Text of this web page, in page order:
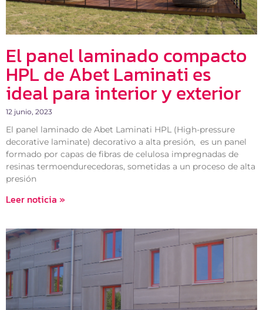
El panel laminado compacto
HPL de Abet Laminati es
ideal para interior y exterior
12 junio, 2023
El panel laminado de Abet Laminati HPL (High-pressure
decorative laminate) decorativo a alta presión, es un panel
formado por capas de fibras de celulosa impregnadas de
resinas termoendurecedoras, sometidas a un proceso de alta
presión
Leer noticia »